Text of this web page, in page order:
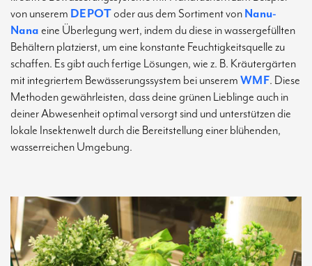
von unserem DEPOToder aus dem Sortiment von Nanu-
Nana eine Überlegung wert, indem du diese in wassergefüllten
Behältern platzierst, um eine konstante Feuchtigkeitsquelle zu
schaffen. Es gibt auch fertige Lösungen, wie z. B. Kräutergärten
mit integriertem Bewässerungssystem bei unserem WMF. Diese
Methoden gewährleisten, dass deine grünen Lieblinge auch in
deiner Abwesenheit optimal versorgt sind und unterstützen die
lokale Insektenwelt durch die Bereitstellung einer blühenden,
wasserreichen Umgebung.